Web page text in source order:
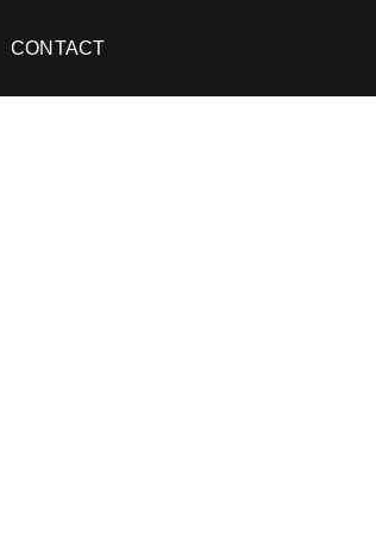
CONTACT